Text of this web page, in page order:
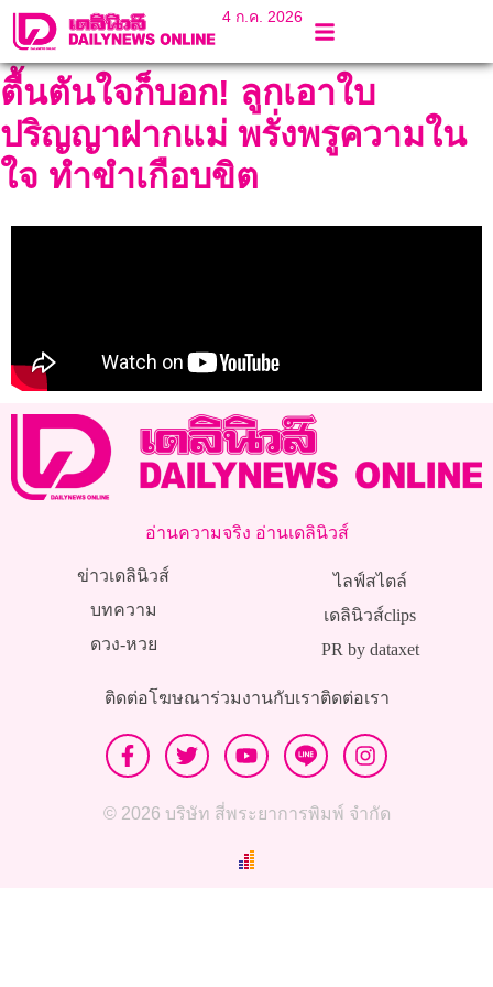
4 ก.ค. 2026
ตื้นตันใจก็บอก! ลูกเอาใบ
ปริญญาฝากแม่ พรั่งพรูความใน
ใจ ทำขำเกือบขิต
อ่านความจริง อ่านเดลินิวส์
ข่าวเดลินิวส์
บทความ
ดวง-หวย
ไลฟ์สไตล์
เดลินิวส์clips
PR by dataxet
ติดต่อโฆษณาร่วมงานกับเราติดต่อเรา
© 2026 บริษัท สี่พระยาการพิมพ์ จำกัด